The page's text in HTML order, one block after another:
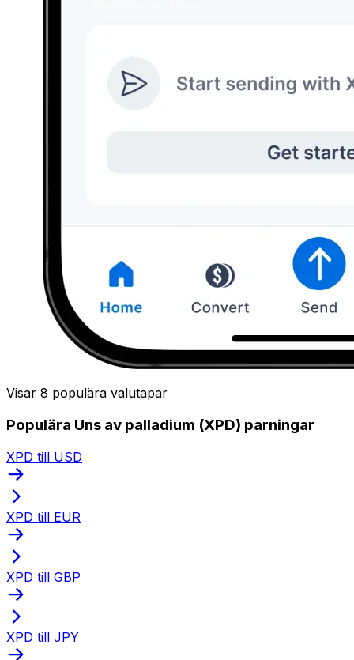
Visar 8 populära valutapar
Populära Uns av palladium (XPD) parningar
XPD till USD
XPD till EUR
XPD till GBP
XPD till JPY